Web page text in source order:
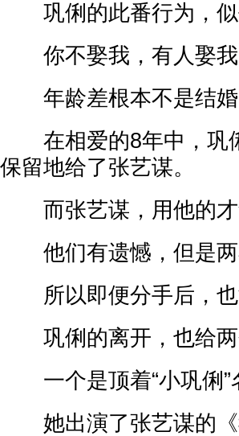
巩俐的此番行为，似
你不娶我，有人娶我
年龄差根本不是结婚
在相爱的8年中，巩
保留地给了张艺谋。
而张艺谋，用他的才
他们有遗憾，但是两
所以即便分手后，也
巩俐的离开，也给两
一个是顶着“小巩俐”
她出演了张艺谋的《